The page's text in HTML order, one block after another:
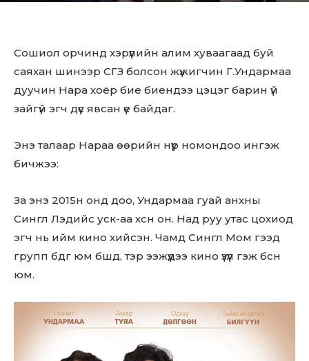
Сошиол орчинд хэрүүлийн алим хуваагаад буй
саяхан шинээр СГЗ болсон жүжигчин Г.Ундармаа
дуучин Нара хоёр бие биендээ цэцэг барин үй
зайгүй эгч дүүс явсан үе байдаг.
Энэ талаар Нараа өөрийн нүүр номондоо ингэж
бичжээ:
За энэ 2015н онд доо, Ундармаа гуай анхны
Сингл Лэдийс уск-аа хсн он. Над руу утас цохиод
эгч нь ийм кино хийсэн. Чамд Сингл Мом гээд
групп бдг юм бшд, тэр ээжүүдээ кино үзүүл гэж бсн
юм.